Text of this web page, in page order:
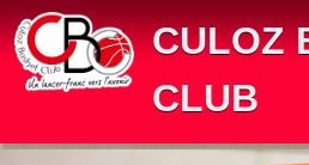
CULOZ
CLUB
Panneau de gestion des cookies